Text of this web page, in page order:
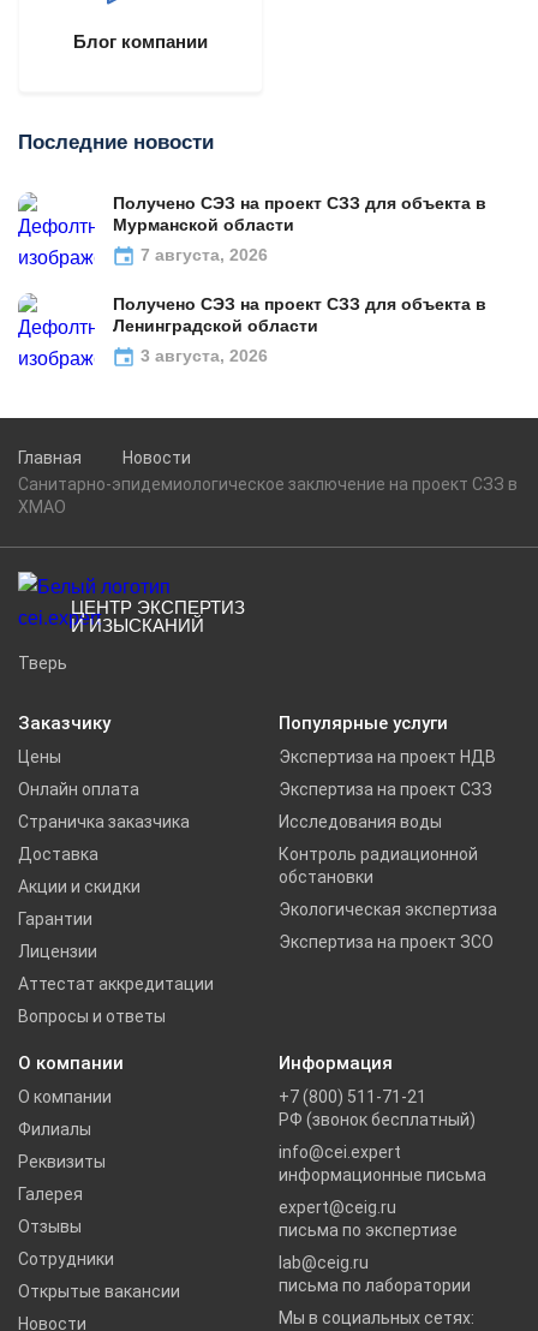
Блог компании
Последние новости
Получено СЭЗ на проект СЗЗ для объекта в
Мурманской области
7 августа, 2026
Получено СЭЗ на проект СЗЗ для объекта в
Ленинградской области
3 августа, 2026
Главная
Новости
Санитарно-эпидемиологическое заключение на проект СЗЗ в
ХМАО
ЦЕНТР ЭКСПЕРТИЗ
И ИЗЫСКАНИЙ
Тверь
Заказчику
Цены
Онлайн оплата
Страничка заказчика
Доставка
Акции и скидки
Гарантии
Лицензии
Аттестат аккредитации
Вопросы и ответы
Популярные услуги
Экспертиза на проект НДВ
Экспертиза на проект СЗЗ
Исследования воды
Контроль радиационной
обстановки
Экологическая экспертиза
Экспертиза на проект ЗСО
О компании
О компании
Филиалы
Реквизиты
Галерея
Отзывы
Сотрудники
Открытые вакансии
Новости
Информация
+7 (800) 511-71-21
РФ (звонок бесплатный)
info@cei.expert
информационные письма
expert@ceig.ru
письма по экспертизе
lab@ceig.ru
письма по лаборатории
Мы в социальных сетях: